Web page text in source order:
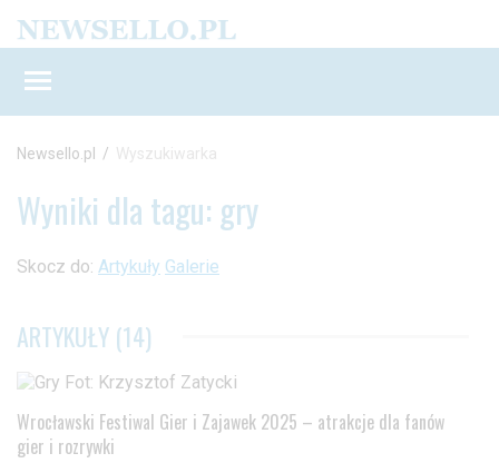
Newsello.pl / Wyszukiwarka
Wyniki dla tagu: gry
Skocz do: Artykuły Galerie
ARTYKUŁY (14)
Wrocławski Festiwal Gier i Zajawek 2025 – atrakcje dla fanów
gier i rozrywki